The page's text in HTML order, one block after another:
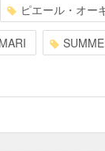
ピエール・オー